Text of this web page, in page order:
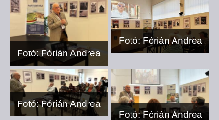
Fotó: Fórián Andrea
Fotó: Fórián Andrea
Fotó: Fórián Andrea
Fotó: Fórián Andrea